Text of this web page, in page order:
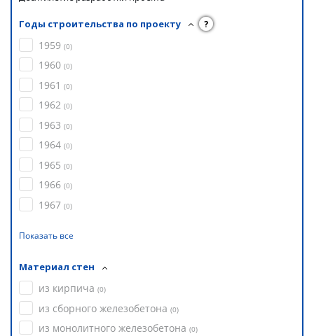
Годы строительства по проекту ?
1959 (0)
1960 (0)
1961 (0)
1962 (0)
1963 (0)
1964 (0)
1965 (0)
1966 (0)
1967 (0)
Показать все
Материал стен
из кирпича (0)
из сборного железобетона (0)
из монолитного железобетона (0)